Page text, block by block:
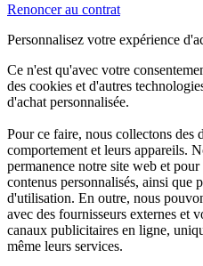
Renoncer au contrat
Personnalisez votre expérience
Ce n'est qu'avec votre
des cookies et d'autres
d'achat personnalisée.
Pour ce faire, nous collectons des
comportement et leurs appareils.
permanence notre site web et
contenus personnalisés, ainsi que
d'utilisation. En outre, nous
avec des fournisseurs externes et
canaux publicitaires en ligne,
même leurs services.